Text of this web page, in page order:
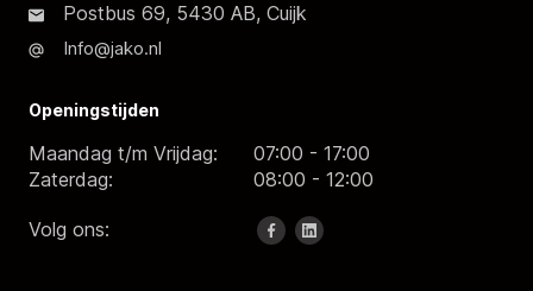
Postbus 69, 5430 AB, Cuijk
Info@jako.nl
Openingstijden
Maandag t/m Vrijdag:
07:00 - 17:00
Zaterdag:
08:00 - 12:00
Volg ons: